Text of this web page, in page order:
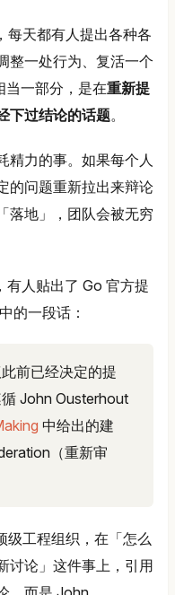
每天都有人提出各种各
整一处行为、复活一个
一部分，是在重新提
下过结论的话题。
精力的事。如果每个人
的问题重新拉出来辩论
落地」，团队会被无穷
有人贴出了 Go 官方提
的一段话：
前已经决定的提
John Ousterhout
中给出的建
（重新审
级工程组织，在「怎么
讨论」这件事上，引用